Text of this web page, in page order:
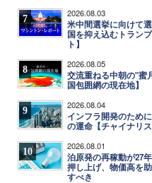
7 2026.08.03
米中間選挙に向けて
国を抑え込むトラン
ト】
8 2026.08.05
交流重ねる中朝の"蜜
国包囲網の現在地】
9 2026.08.04
インフラ開発のため
の運命【チャイナリス
10 2026.08.01
泊原発の再稼動が27
押し上げ、物価高を
すべき